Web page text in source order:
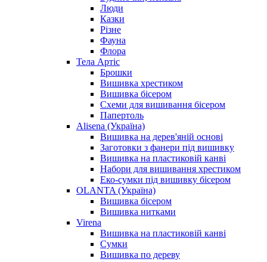
Люди
Казки
Різне
Фауна
Флора
Тела Артіс
Брошки
Вишивка хрестиком
Вишивка бісером
Схеми для вишивання бісером
Папертоль
Alisena (Україна)
Вишивка на дерев'яній основі
Заготовки з фанери під вишивку
Вишивка на пластиковій канві
Набори для вишивання хрестиком
Еко-сумки під вишивку бісером
OLANTA (Україна)
Вишивка бісером
Вишивка нитками
Virena
Вишивка на пластиковій канві
Сумки
Вишивка по дереву